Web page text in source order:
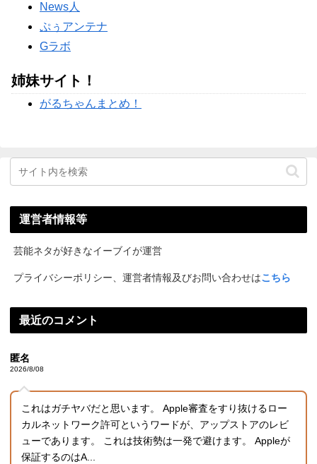
News人
ぷぅアンテナ
Gラボ
姉妹サイト！
がるちゃんまとめ！
運営者情報等
芸能ネタが好きなイーブイが運営
プライバシーポリシー、運営者情報及びお問い合わせはこちら
最近のコメント
匿名
2026/8/08
これはガチヤバだと思います。 Apple審査をすり抜けるロー
カルネットワーク許可というワードが、アップストアのレビ
ューであります。 これは技術勢は一発で避けます。 Appleが
保証するのはA...